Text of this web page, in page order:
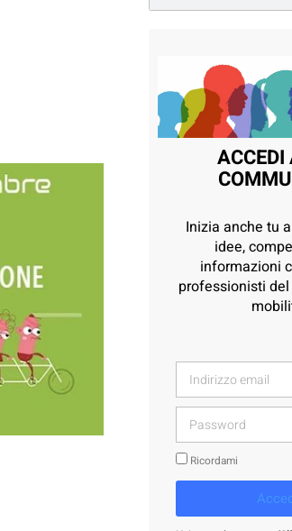
Inizia anche tu
idee,
informazioni
professionisti
Ricordami